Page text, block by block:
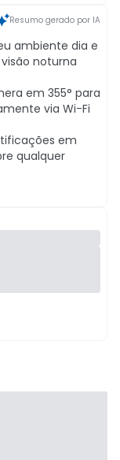
Resumo gerado por IA
ambiente dia e
noturna
em 355° para
via Wi-Fi
em
qualquer